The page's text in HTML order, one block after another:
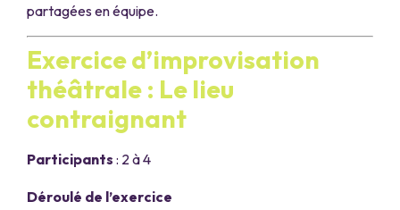
partagées en équipe.
Exercice d’improvisation
théâtrale : Le lieu
contraignant
Participants : 2 à 4
Déroulé de l’exercice